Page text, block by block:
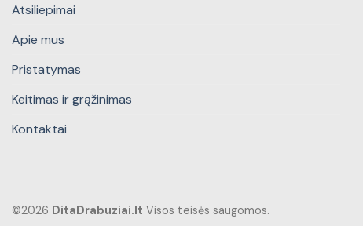
Atsiliepimai
Apie mus
Pristatymas
Keitimas ir grąžinimas
Kontaktai
©2026 DitaDrabuziai.lt Visos teisės saugomos.